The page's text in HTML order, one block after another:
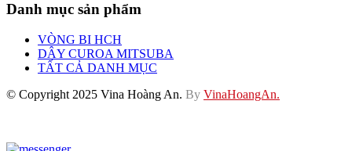
Danh mục sản phẩm
VÒNG BI HCH
DÂY CUROA MITSUBA
TẤT CẢ DANH MỤC
© Copyright 2025 Vina Hoàng An. By VinaHoangAn.